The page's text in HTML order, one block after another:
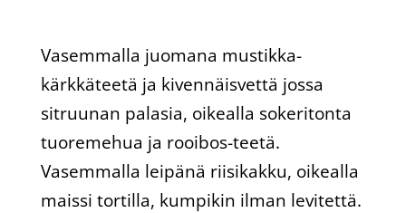
Vasemmalla juomana mustikka-
kärkkäteetä ja kivennäisvettä jossa
sitruunan palasia, oikealla sokeritonta
tuoremehua ja rooibos-teetä.
Vasemmalla leipänä riisikakku, oikealla
maissi tortilla, kumpikin ilman levitettä.